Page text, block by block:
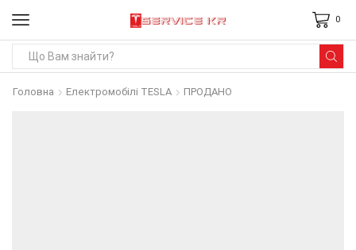
0
Головна Електромобілі TESLA ПРОДАНО